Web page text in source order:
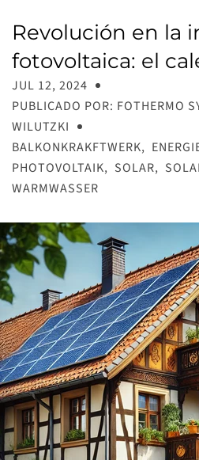
Revolución en la
fotovoltaica: el
JUL 12, 2024
PUBLICADO POR: FOTHERMO
WILUTZKI
BALKONKRAKFTWERK,
PHOTOVOLTAIK, SOLAR,
WARMWASSER